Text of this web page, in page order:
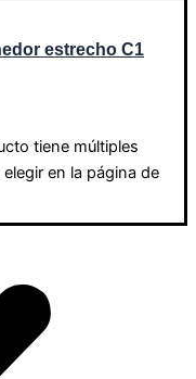
estrecho C1
tiene múltiples
en la página de